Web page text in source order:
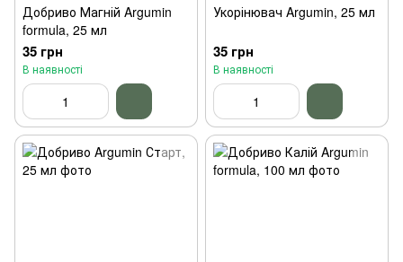
Добриво Магній Argumin
formula, 25 мл
35 грн
В наявності
Укорінювач Argumin, 25 мл
35 грн
В наявності